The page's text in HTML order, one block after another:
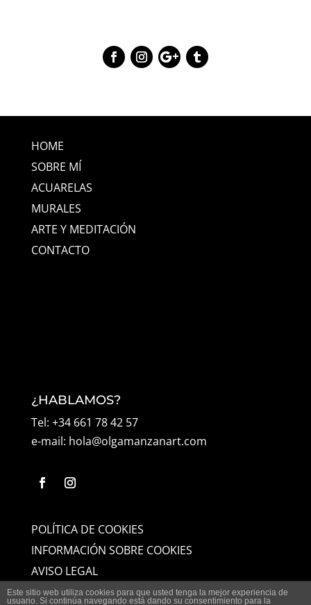
HOME
SOBRE MÍ
ACUARELAS
MURALES
ARTE Y MEDITACIÓN
CONTACTO
¿HABLAMOS?
Tel: +34 661 78 42 57
e-mail: hola@olgamanzanart.com
POLÍTICA DE COOKIES
INFORMACIÓN SOBRE COOKIES
AVISO LEGAL
Este sitio web utiliza cookies para que usted tenga la mejor experiencia de
usuario. Si continúa navegando está dando su consentimiento para la